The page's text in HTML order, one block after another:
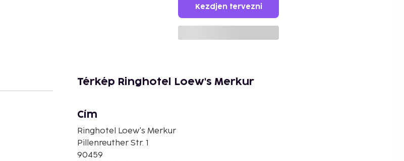
Kezdjen tervezni
Térkép Ringhotel Loew's Merkur
Cím
Ringhotel Loew's Merkur
Pillenreuther Str. 1
90459